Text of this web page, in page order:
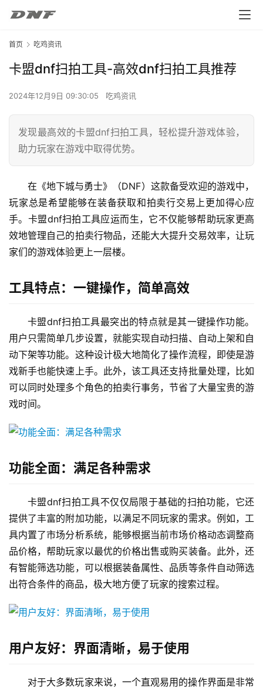
首页 吃鸡资讯
卡盟dnf扫拍工具-高效dnf扫拍工具推荐
2024年12月9日 09:30:05 吃鸡资讯
发现最高效的卡盟dnf扫拍工具，轻松提升游戏体验，
助力玩家在游戏中取得优势。
在《地下城与勇士》（DNF）这款备受欢迎的游戏中，
玩家总是希望能够在装备获取和拍卖行交易上更加得心应
手。卡盟dnf扫拍工具应运而生，它不仅能够帮助玩家更高
效地管理自己的拍卖行物品，还能大大提升交易效率，让玩
家们的游戏体验更上一层楼。
工具特点：一键操作，简单高效
卡盟dnf扫拍工具最突出的特点就是其一键操作功能。
用户只需简单几步设置，就能实现自动扫描、自动上架和自
动下架等功能。这种设计极大地简化了操作流程，即使是游
戏新手也能快速上手。此外，该工具还支持批量处理，比如
可以同时处理多个角色的拍卖行事务，节省了大量宝贵的游
戏时间。
功能全面：满足各种需求
卡盟dnf扫拍工具不仅仅局限于基础的扫拍功能，它还
提供了丰富的附加功能，以满足不同玩家的需求。例如，工
具内置了市场分析系统，能够根据当前市场价格动态调整商
品价格，帮助玩家以最优的价格出售或购买装备。此外，还
有智能筛选功能，可以根据装备属性、品质等条件自动筛选
出符合条件的商品，极大地方便了玩家的搜索过程。
用户友好：界面清晰，易于使用
对于大多数玩家来说，一个直观易用的操作界面是非常